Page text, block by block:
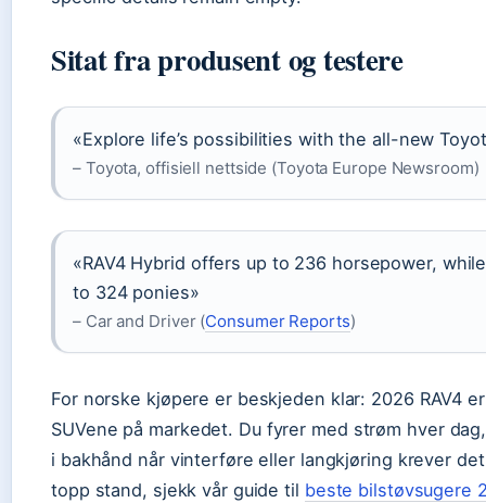
Sitat fra produsent og testere
«Explore life’s possibilities with the all-new
– Toyota, offisiell nettside (Toyota Europe Newsroom)
«RAV4 Hybrid offers up to 236 horsepower,
to 324 ponies»
– Car and Driver (Consumer Reports)
For norske kjøpere er beskjeden klar: 2026 RAV4
SUVene på markedet. Du fyrer med strøm hver
i bakhånd når vinterføre eller langkjøring krever
topp stand, sjekk vår guide til beste bilstøvsugere